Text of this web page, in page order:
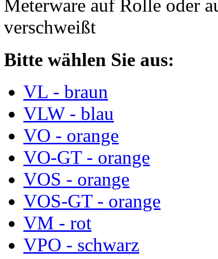
Meterware auf Rolle oder
verschweißt
Bitte wählen Sie aus:
VL - braun
VLW - blau
VO - orange
VO-GT - orange
VOS - orange
VOS-GT - orange
VM - rot
VPO - schwarz